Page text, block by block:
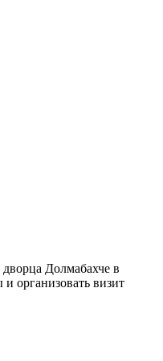
Долмабахче в
организовать визит